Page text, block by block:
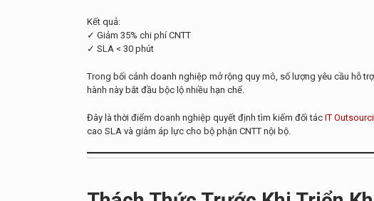
Kết quả:
✓ Giảm 35% chi phí CNTT
✓ SLA < 30 phút
Trong bối cảnh doanh nghiệp mở rộng quy mô, số lượng yêu cầu hỗ
hành này bắt đầu bộc lộ nhiều hạn chế.
Đây là thời điểm doanh nghiệp quyết định tìm kiếm đối tác IT
cao SLA và giảm áp lực cho bộ phận CNTT nội bộ.